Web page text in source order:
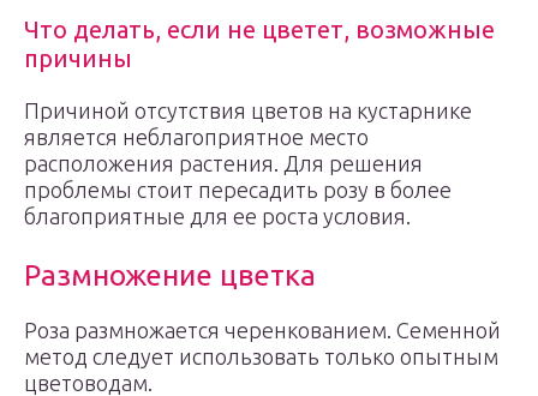
Что делать, если не цветет, возможные
причины
Причиной отсутствия цветов на кустарнике
является неблагоприятное место
расположения растения. Для решения
проблемы стоит пересадить розу в более
благоприятные для ее роста условия.
Размножение цветка
Роза размножается черенкованием. Семенной
метод следует использовать только опытным
цветоводам.